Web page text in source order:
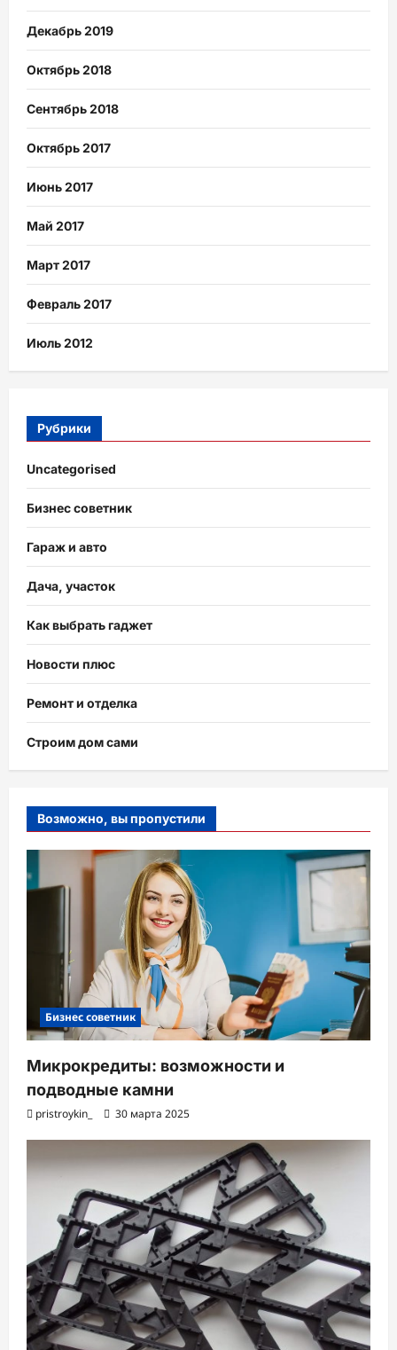
Декабрь 2019
Октябрь 2018
Сентябрь 2018
Октябрь 2017
Июнь 2017
Май 2017
Март 2017
Февраль 2017
Июль 2012
Рубрики
Uncategorised
Бизнес советник
Гараж и авто
Дача, участок
Как выбрать гаджет
Новости плюс
Ремонт и отделка
Строим дом сами
Возможно, вы пропустили
Бизнес советник
Микрокредиты: возможности и
подводные камни
pristroykin_ 30 марта 2025